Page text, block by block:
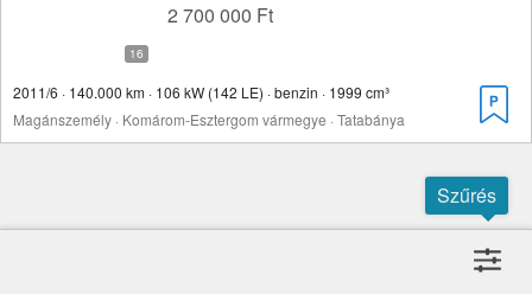
2 700 000 Ft
2011/6 · 140.000 km · 106 kW (142 LE) · benzin · 1999 cm³
Magánszemély · Komárom-Esztergom vármegye · Tatabánya
Szűrés